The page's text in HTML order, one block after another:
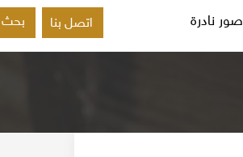
صور نادرة اتصل بنا بحث